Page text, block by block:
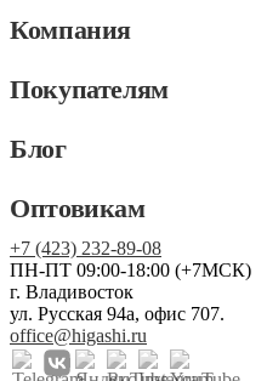
Компания
Покупателям
Блог
Оптовикам
+7 (423) 232-89-08
ПН-ПТ 09:00-18:00 (+7МСК)
г. Владивосток
ул. Русская 94а, офис 707.
office@higashi.ru